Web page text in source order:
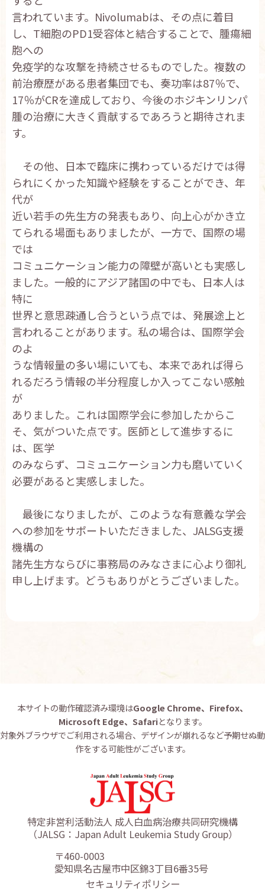
言われています。Nivolumabは、その点に着目
し、T細胞のPD1受容体と結合することで、腫瘍細
胞への
免疫学的な攻撃を持続させるものでした。複数の
前治療歴がある患者集団でも、奏功率は87％で、
17％がCRを達成しており、今後のホジキンリンパ
腫の治療に大きく貢献するであろうと期待されま
す。
その他、日本で臨床に携わっているだけでは得
られにくかった知識や経験をすることができ、年
代が
近い若手の先生方の発表もあり、向上心がかき立
てられる場面もありましたが、一方で、国際の場
では
コミュニケーション能力の障壁が高いとも実感し
ました。一般的にアジア諸国の中でも、日本人は
特に
世界と意思疎通し合うという点では、発展途上と
言われることがあります。私の場合は、国際学会
のよ
うな情報量の多い場にいても、本来であれば得ら
れるだろう情報の半分程度しか入ってこない感触
が
ありました。これは国際学会に参加したからこ
そ、気がついた点です。医師として進歩するに
は、医学
のみならず、コミュニケーション力も磨いていく
必要があると実感しました。
最後になりましたが、このような有意義な学会
への参加をサポートいただきました、JALSG支援
機構の
諸先生方ならびに事務局のみなさまに心より御礼
申し上げます。どうもありがとうございました。
本サイトの動作確認済み環境はGoogle Chrome、Firefox、
Microsoft Edge、Safariとなります。
対象外ブラウザでご利用される場合、デザインが崩れるなど予期せぬ動
作をする可能性がございます。
特定非営利活動法人 成人白血病治療共同研究機構
（JALSG：Japan Adult Leukemia Study Group）
〒460-0003
愛知県名古屋市中区錦3丁目6番35号
セキュリティポリシー